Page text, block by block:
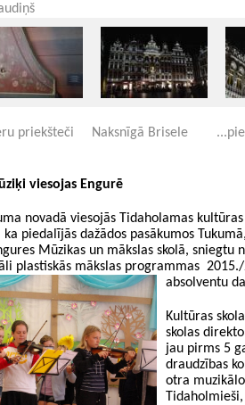
priekšteči Naksnīgā Brisele
viesojas Engurē
novadā viesojās Tidaholamas
piedalījās dažādos pasākumos
Mūzikas un mākslas skolā, sniegtu
plastiskās mākslas programmas
absolventu
Kultūras
skolas
jau pirms 5
draudzības
otra